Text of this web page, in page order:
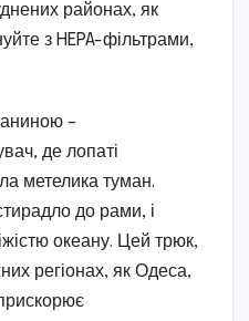
районах, як
з HEPA-фільтрами,
–
де лопаті
метелика туман.
до рами, і
океану. Цей трюк,
регіонах, як Одеса,